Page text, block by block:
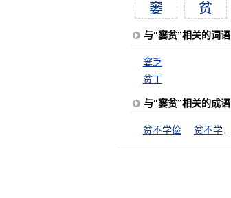
窭 贫
与“窭贫”相关的词语
窭乏
贫丁
与“窭贫”相关的成语
贫不学俭 贫不学俭，富不学奢